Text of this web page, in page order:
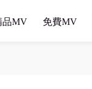
品MV 免費MV